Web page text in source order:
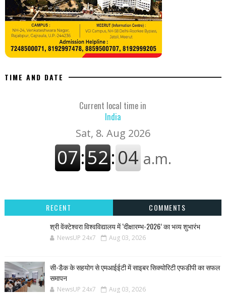
TIME AND DATE
Current local time in
India
RECENT
COMMENTS
श्री वेंक्टेश्वरा विश्वविद्यालय में ‘दीक्षारम्भ-2026’ का भव्य शुभारंभ
NewsUP 24x7 Aug 03, 2026
सी-डैक के सहयोग से एमआईईटी में साइबर सिक्योरिटी एफडीपी का सफल
समापन
NewsUP 24x7 Aug 03, 2026